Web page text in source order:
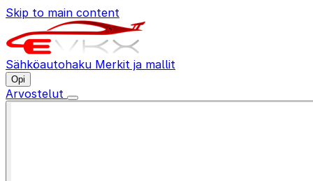
Skip to main content
Sähköautohaku Merkit ja mallit
Opi
Arvostelut